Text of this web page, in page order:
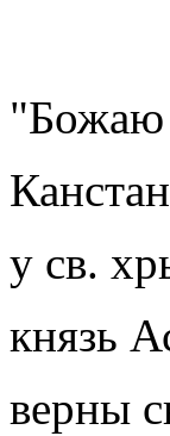
"Божаю
у св.
князь
верны